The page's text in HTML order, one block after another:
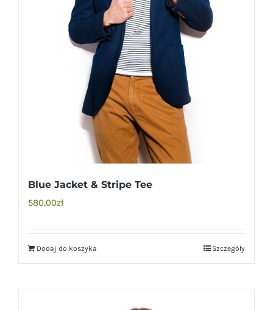
Blue Jacket & Stripe Tee
580,00zł
Dodaj do koszyka Szczegóły